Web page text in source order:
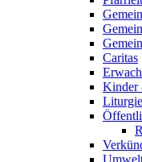
Caritas
Kinder
Liturgie